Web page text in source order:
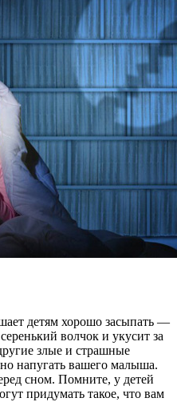
детям хорошо засыпать —
волчок и укусит за
злые и страшные
напугать вашего малыша.
сном. Помните, у детей
придумать такое, что вам